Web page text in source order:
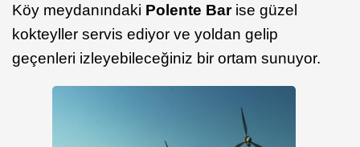
Köy meydanındaki Polente Barise güzel
kokteyller servis ediyor ve yoldan gelip
geçenleri izleyebileceğiniz bir ortam sunuyor.